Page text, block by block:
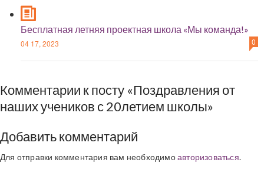
Бесплатная летняя проектная школа «Мы команда!»
04 17, 2023 0
Комментарии к посту «Поздравления от
наших учеников с 20летием школы»
Добавить комментарий
Для отправки комментария вам необходимоавторизоваться.